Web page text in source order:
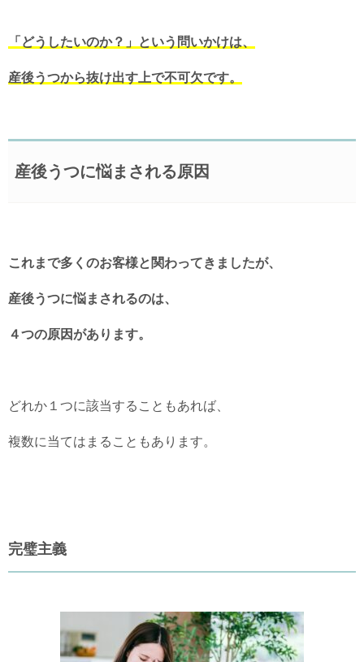
「どうしたいのか？」という問いかけは、
産後うつから抜け出す上で不可欠です。
産後うつに悩まされる原因
これまで多くのお客様と関わってきましたが、
産後うつに悩まされるのは、
４つの原因があります。
どれか１つに該当することもあれば、
複数に当てはまることもあります。
完璧主義